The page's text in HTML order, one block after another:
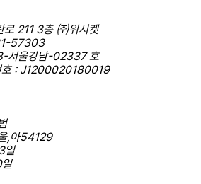
로 211 3층 ㈜위시켓
57303
서울강남-02337 호
호 : J1200020180019
,아54129
일